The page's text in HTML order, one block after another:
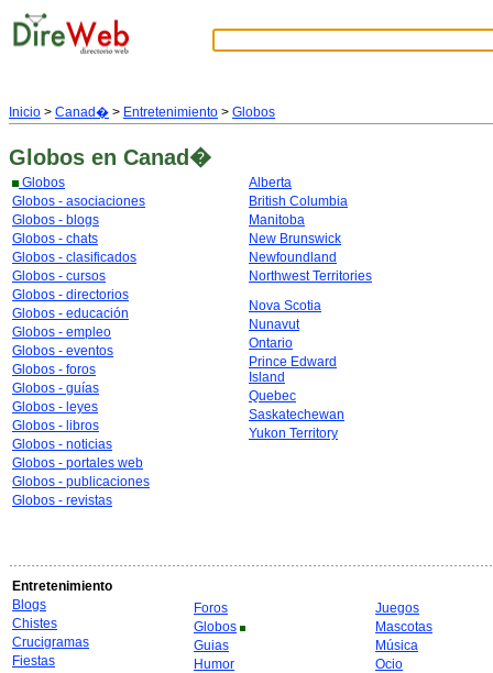
Inicio > Canad� > Entretenimiento > Globos
Globos en Canad�
Globos
Globos - asociaciones
Globos - blogs
Globos - chats
Globos - clasificados
Globos - cursos
Globos - directorios
Globos - educación
Globos - empleo
Globos - eventos
Globos - foros
Globos - guías
Globos - leyes
Globos - libros
Globos - noticias
Globos - portales web
Globos - publicaciones
Globos - revistas
Alberta
British Columbia
Manitoba
New Brunswick
Newfoundland
Northwest Territories
Nova Scotia
Nunavut
Ontario
Prince Edward
Island
Quebec
Saskatechewan
Yukon Territory
Entretenimiento
Blogs
Chistes
Crucigramas
Fiestas
Foros
Globos
Guias
Humor
Juegos
Mascotas
Música
Ocio